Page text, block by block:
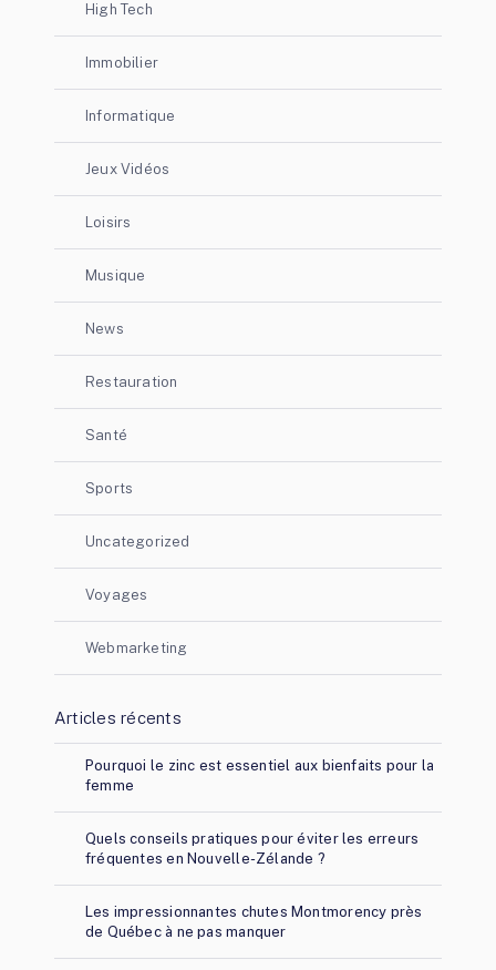
High Tech
Immobilier
Informatique
Jeux Vidéos
Loisirs
Musique
News
Restauration
Santé
Sports
Uncategorized
Voyages
Webmarketing
Articles récents
Pourquoi le zinc est essentiel aux bienfaits pour la
femme
Quels conseils pratiques pour éviter les erreurs
fréquentes en Nouvelle-Zélande ?
Les impressionnantes chutes Montmorency près
de Québec à ne pas manquer